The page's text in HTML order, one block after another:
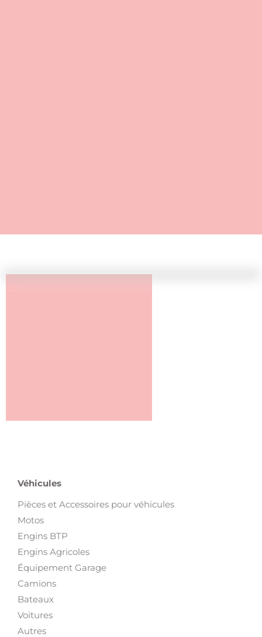
Véhicules
Pièces et Accessoires pour véhicules
Motos
Engins BTP
Engins Agricoles
Équipement Garage
Camions
Bateaux
Voitures
Autres